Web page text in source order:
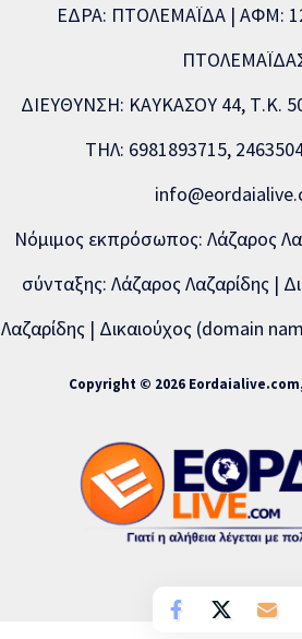
ΕΔΡΑ: ΠΤΟΛΕΜΑΪΔΑ | ΑΦΜ:
ΔΙΕΥΘΥΝΣΗ: ΚΑΥΚΑΣΟΥ 44, Τ.Κ.
ΤΗΛ: 6981893715,
Νόμιμος εκπρόσωπος: Λάζαρος
σύνταξης: Λάζαρος Λαζαρίδης |
Λαζαρίδης | Δικαιούχος (domain
Copyright © 2026